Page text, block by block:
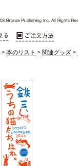
> 本のリスト > 関連グッズ >